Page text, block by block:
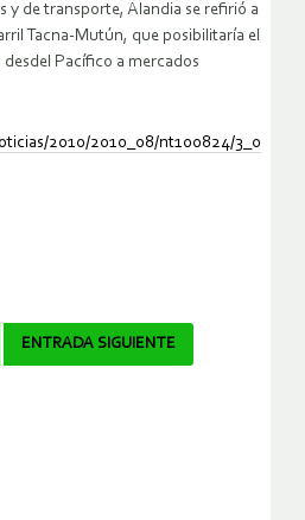
y de transporte, Alandia se refirió a
Tacna-Mutún, que posibilitaría el
Pacífico a mercados
2010/2010_08/nt100824/3_0
ENTRADA SIGUIENTE